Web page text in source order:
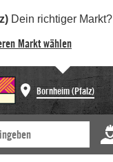
Dein richtiger Markt?
Markt wählen
Bornheim (Pfalz)